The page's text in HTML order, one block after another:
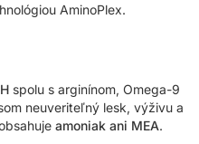
AminoPlex.
spolu s arginínom, Omega-9
neuveriteľný lesk, výživu a
amoniak ani MEA.